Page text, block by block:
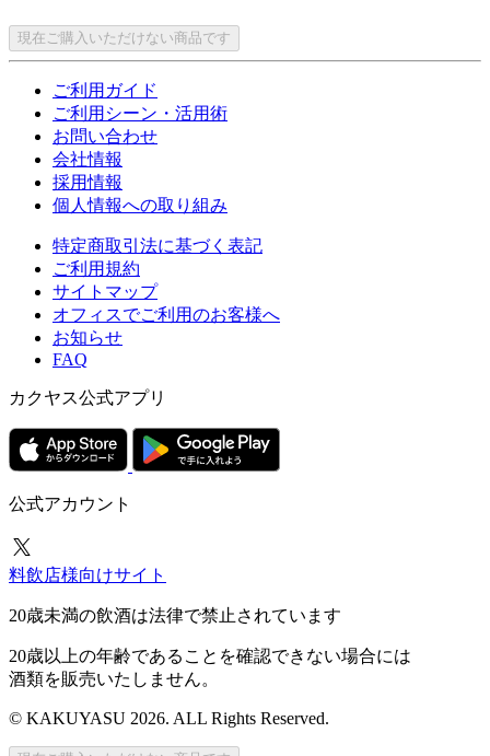
現在ご購入いただけない商品です
ご利用ガイド
ご利用シーン・活用術
お問い合わせ
会社情報
採用情報
個人情報への取り組み
特定商取引法に基づく表記
ご利用規約
サイトマップ
オフィスでご利用のお客様へ
お知らせ
FAQ
カクヤス公式アプリ
公式アカウント
料飲店様向けサイト
20歳未満の飲酒は法律で禁止されています
20歳以上の年齢であることを確認できない場合には
酒類を販売いたしません。
© KAKUYASU 2026. ALL Rights Reserved.